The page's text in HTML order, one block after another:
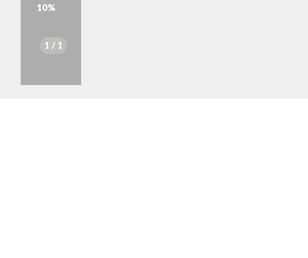
10%
1 / 1